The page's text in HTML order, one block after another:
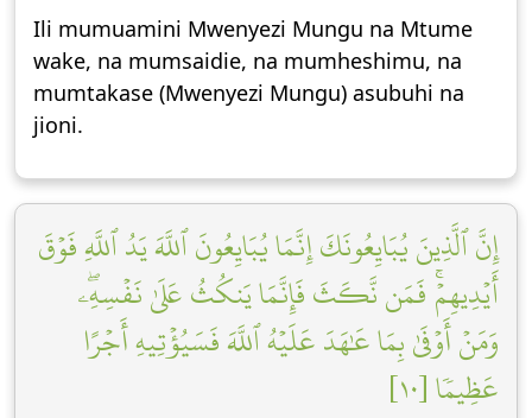
Ili mumuamini Mwenyezi Mungu na Mtume
wake, na mumsaidie, na mumheshimu, na
mumtakase (Mwenyezi Mungu) asubuhi na
jioni.
إِنَّ ٱلَّذِينَ يُبَايِعُونَكَ إِنَّمَا يُبَايِعُونَ ٱللَّهَ يَدُ ٱللَّهِ فَوۡقَ
أَيۡدِيهِمۡۚ فَمَن نَّكَثَ فَإِنَّمَا يَنكُثُ عَلَىٰ نَفۡسِهِۦۖ
وَمَنۡ أَوۡفَىٰ بِمَا عَٰهَدَ عَلَيۡهُ ٱللَّهَ فَسَيُؤۡتِيهِ أَجۡرًا
عَظِيمٗا [١٠]